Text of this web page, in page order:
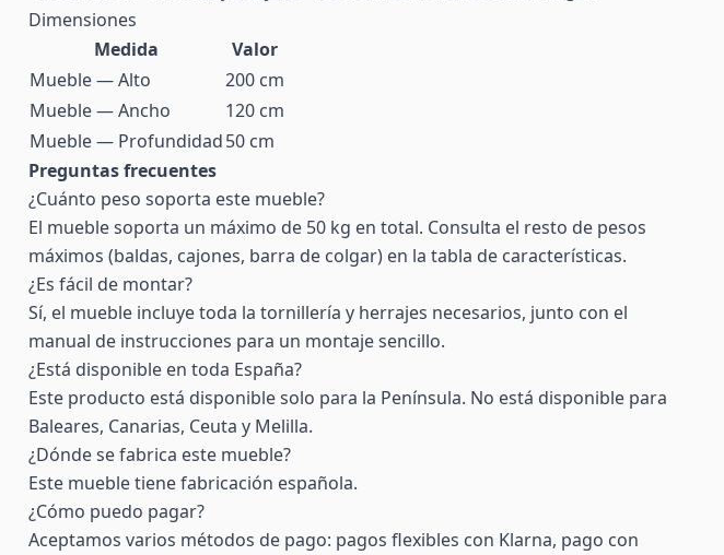
Dimensiones
Medida
Valor
Mueble — Alto
200 cm
Mueble — Ancho
120 cm
Mueble — Profundidad50 cm
Preguntas frecuentes
¿Cuánto peso soporta este mueble?
El mueble soporta un máximo de 50 kg en total. Consulta el resto de pesos
máximos (baldas, cajones, barra de colgar) en la tabla de características.
¿Es fácil de montar?
Sí, el mueble incluye toda la tornillería y herrajes necesarios, junto con el
manual de instrucciones para un montaje sencillo.
¿Está disponible en toda España?
Este producto está disponible solo para la Península. No está disponible para
Baleares, Canarias, Ceuta y Melilla.
¿Dónde se fabrica este mueble?
Este mueble tiene fabricación española.
¿Cómo puedo pagar?
Aceptamos varios métodos de pago: pagos flexibles con Klarna, pago con